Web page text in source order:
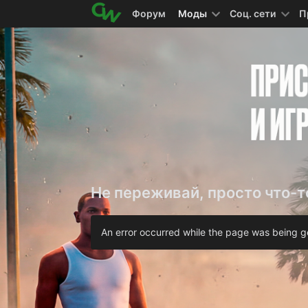
Форум Моды Соц. сети
Не переживай, просто что-
An error occurred while the page was being